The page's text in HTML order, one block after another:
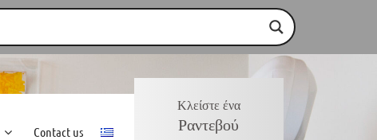
Contact us
Κλείστε ένα
Ραντεβού